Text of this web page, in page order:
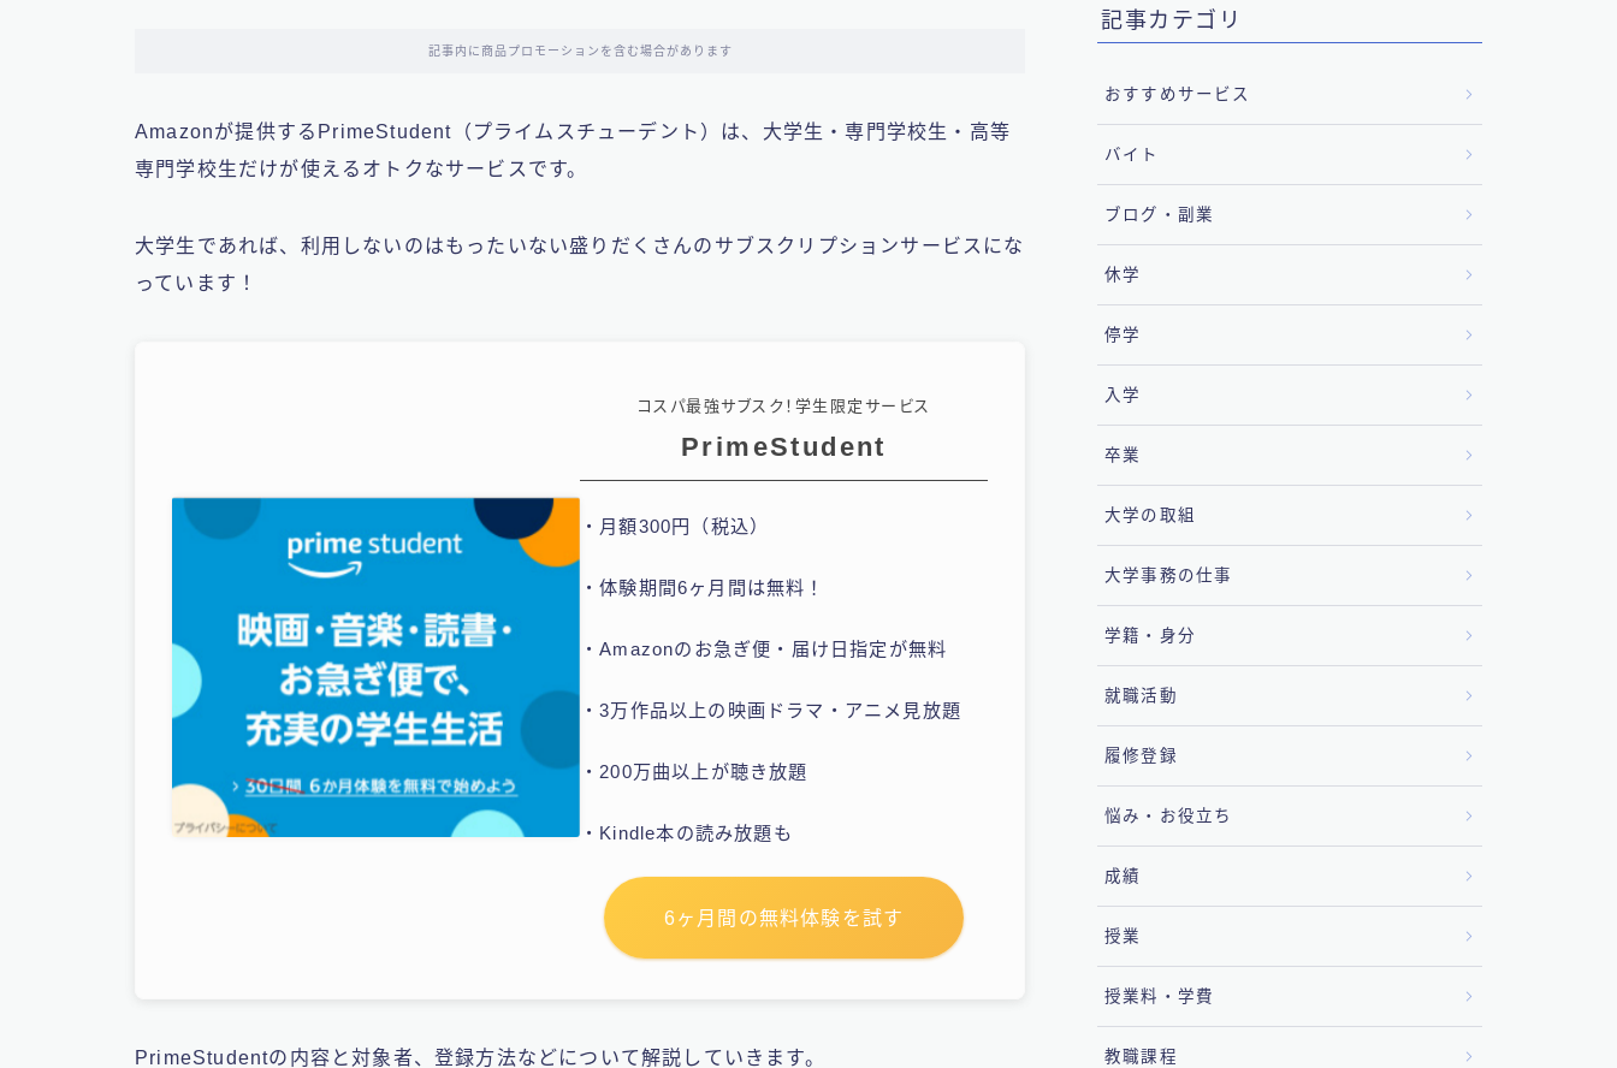
記事内に商品プロモーションを含む場合があります
Amazonが提供するPrimeStudent（プライムスチューデント）は、大学生・専門学校生・高等
専門学校生だけが使えるオトクなサービスです。
大学生であれば、利用しないのはもったいない盛りだくさんのサブスクリプションサービスにな
っています！
コスパ最強サブスク！学生限定サービス
PrimeStudent
・月額300円（税込）
・体験期間6ヶ月間は無料！
・Amazonのお急ぎ便・届け日指定が無料
・3万作品以上の映画ドラマ・アニメ見放題
・200万曲以上が聴き放題
・Kindle本の読み放題も
6ヶ月間の無料体験を試す
PrimeStudentの内容と対象者、登録方法などについて解説していきます。
記事カテゴリ
おすすめサービス
バイト
ブログ・副業
休学
停学
入学
卒業
大学の取組
大学事務の仕事
学籍・身分
就職活動
履修登録
悩み・お役立ち
成績
授業
授業料・学費
教職課程